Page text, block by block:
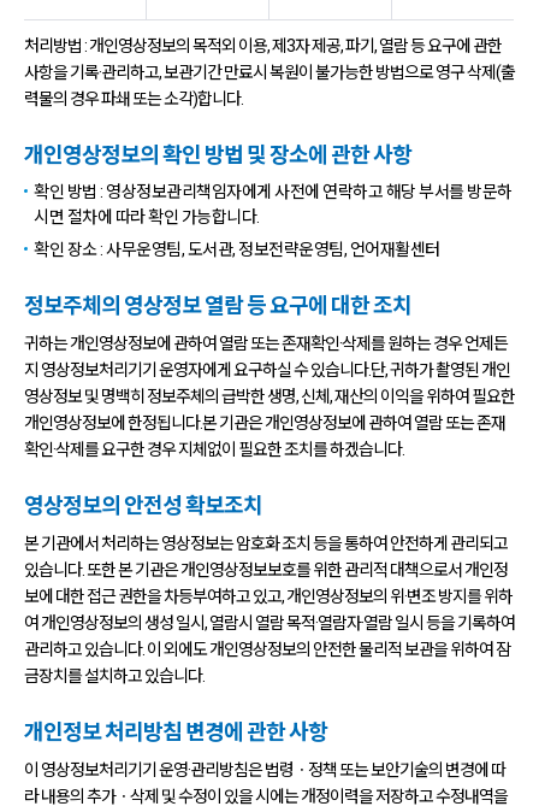
처리방법 : 개인영상정보의 목적외 이용, 제3자 제공, 파기, 열람 등 요구에 관한
사항을 기록·관리하고, 보관기간 만료시 복원이 불가능한 방법으로 영구 삭제(출
력물의 경우 파쇄 또는 소각)합니다.
개인영상정보의 확인 방법 및 장소에 관한 사항
확인 방법 : 영상정보관리책임자에게 사전에 연락하고 해당 부서를 방문하
시면 절차에 따라 확인 가능합니다.
확인 장소 : 사무운영팀, 도서관, 정보전략운영팀, 언어재활센터
정보주체의 영상정보 열람 등 요구에 대한 조치
귀하는 개인영상정보에 관하여 열람 또는 존재확인·삭제를 원하는 경우 언제든
지 영상정보처리기기 운영자에게 요구하실 수 있습니다.단, 귀하가 촬영된 개인
영상정보 및 명백히 정보주체의 급박한 생명, 신체, 재산의 이익을 위하여 필요한
개인영상정보에 한정됩니다.본 기관은 개인영상정보에 관하여 열람 또는 존재
확인·삭제를 요구한 경우 지체없이 필요한 조치를 하겠습니다.
영상정보의 안전성 확보조치
본 기관에서 처리하는 영상정보는 암호화 조치 등을 통하여 안전하게 관리되고
있습니다. 또한 본 기관은 개인영상정보보호를 위한 관리적 대책으로서 개인정
보에 대한 접근 권한을 차등부여하고 있고, 개인영상정보의 위·변조 방지를 위하
여 개인영상정보의 생성 일시, 열람시 열람 목적·열람자·열람 일시 등을 기록하여
관리하고 있습니다. 이 외에도 개인영상정보의 안전한 물리적 보관을 위하여 잠
금장치를 설치하고 있습니다.
개인정보 처리방침 변경에 관한 사항
이 영상정보처리기기 운영·관리방침은 법령ㆍ정책 또는 보안기술의 변경에 따
라 내용의 추가ㆍ삭제 및 수정이 있을 시에는 개정이력을 저장하고 수정내역을